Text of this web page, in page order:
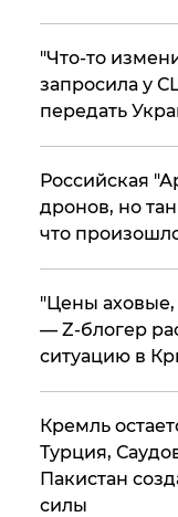
​"Что-то
запросила у
передать
​Российская
дронов, но
что
​"Цены аховые,
— Z-блогер
ситуацию в
​Кремль
Турция,
Пакистан
силы